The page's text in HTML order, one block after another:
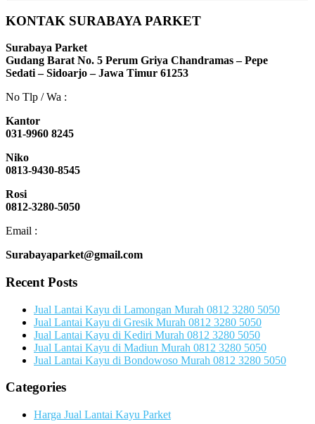
KONTAK SURABAYA PARKET
Surabaya Parket
Gudang Barat No. 5 Perum Griya Chandramas – Pepe
Sedati – Sidoarjo – Jawa Timur 61253
No Tlp / Wa :
Kantor
031-9960 8245
Niko
0813-9430-8545
Rosi
0812-3280-5050
Email :
Surabayaparket@gmail.com
Recent Posts
Jual Lantai Kayu di Lamongan Murah 0812 3280 5050
Jual Lantai Kayu di Gresik Murah 0812 3280 5050
Jual Lantai Kayu di Kediri Murah 0812 3280 5050
Jual Lantai Kayu di Madiun Murah 0812 3280 5050
Jual Lantai Kayu di Bondowoso Murah 0812 3280 5050
Categories
Harga Jual Lantai Kayu Parket